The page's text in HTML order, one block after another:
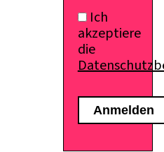
Ich
akzeptiere
die